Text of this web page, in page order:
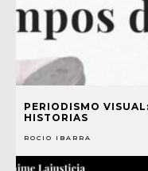
PERIODISMO
HISTORIAS
ROCIO IBARRA